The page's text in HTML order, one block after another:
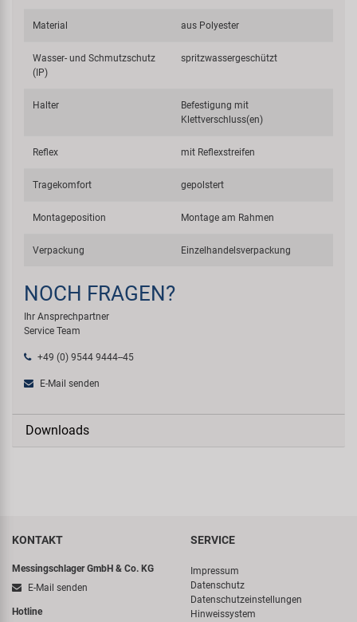
Material aus Polyester
Wasser- und Schmutzschutz
(IP)
spritzwassergeschützt
Halter
Befestigung mit
Klettverschluss(en)
Reflex mit Reflexstreifen
Tragekomfort gepolstert
Montageposition Montage am Rahmen
Verpackung Einzelhandelsverpackung
NOCH FRAGEN?
Ihr Ansprechpartner
Service Team
+49 (0) 9544 9444--45
E-Mail senden
Downloads
KONTAKT
Messingschlager GmbH & Co. KG
E-Mail senden
Hotline
SERVICE
Impressum
Datenschutz
Datenschutzeinstellungen
Hinweissystem